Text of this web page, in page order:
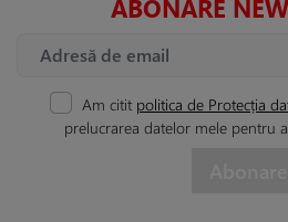
ABONARE
Am citit politica de Protecția
prelucrarea datelor mele pentru